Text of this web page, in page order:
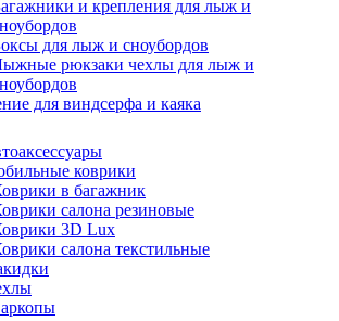
и крепления для лыж и
для лыж и сноубордов
рюкзаки чехлы для лыж и
для виндсерфа и каяка
коврики
в багажник
салона резиновые
3D Lux
салона текстильные